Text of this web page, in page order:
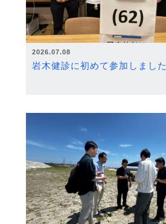
2026.07.08
岩木健診に初めて参加しました